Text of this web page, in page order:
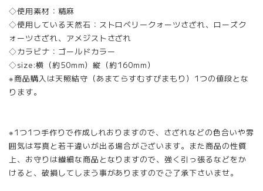
◇使用素材：精麻
◇使用している天然石：ストロベリークォーツさざれ、ローズク
ォーツさざれ、アメジストさざれ
◇カラビナ：ゴールドカラー
◇size:横（約50mm）縦（約160mm）
※商品購入は天照結守（あまてらすむすびまもり）1つの値段とな
ります。
※1つ1つ手作りで作成しれおりますので、さざれなどの色合いや雰
囲気は写真と若干違いが出る場合がございます。また商品の性質
上、お守りは繊細な商品となりますので、強く引っ張るなどをか
けると、破損してしまう事がありますのでご了承下さいませ。